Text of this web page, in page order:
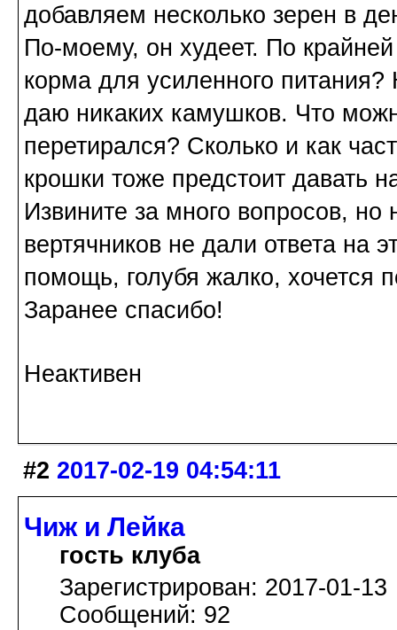
добавляем несколько зерен в
По-моему, он худеет. По
корма для усиленного
даю никаких камушков. Что
перетирался? Сколько и как
крошки тоже предстоит давать
Извините за много вопросов,
вертячников не дали ответа на
помощь, голубя жалко, хочется
Заранее спасибо!
Неактивен
#2 2017-02-19 04:54:11
Чиж и Лейка
гость клуба
Зарегистрирован: 2017-01-13
Сообщений: 92